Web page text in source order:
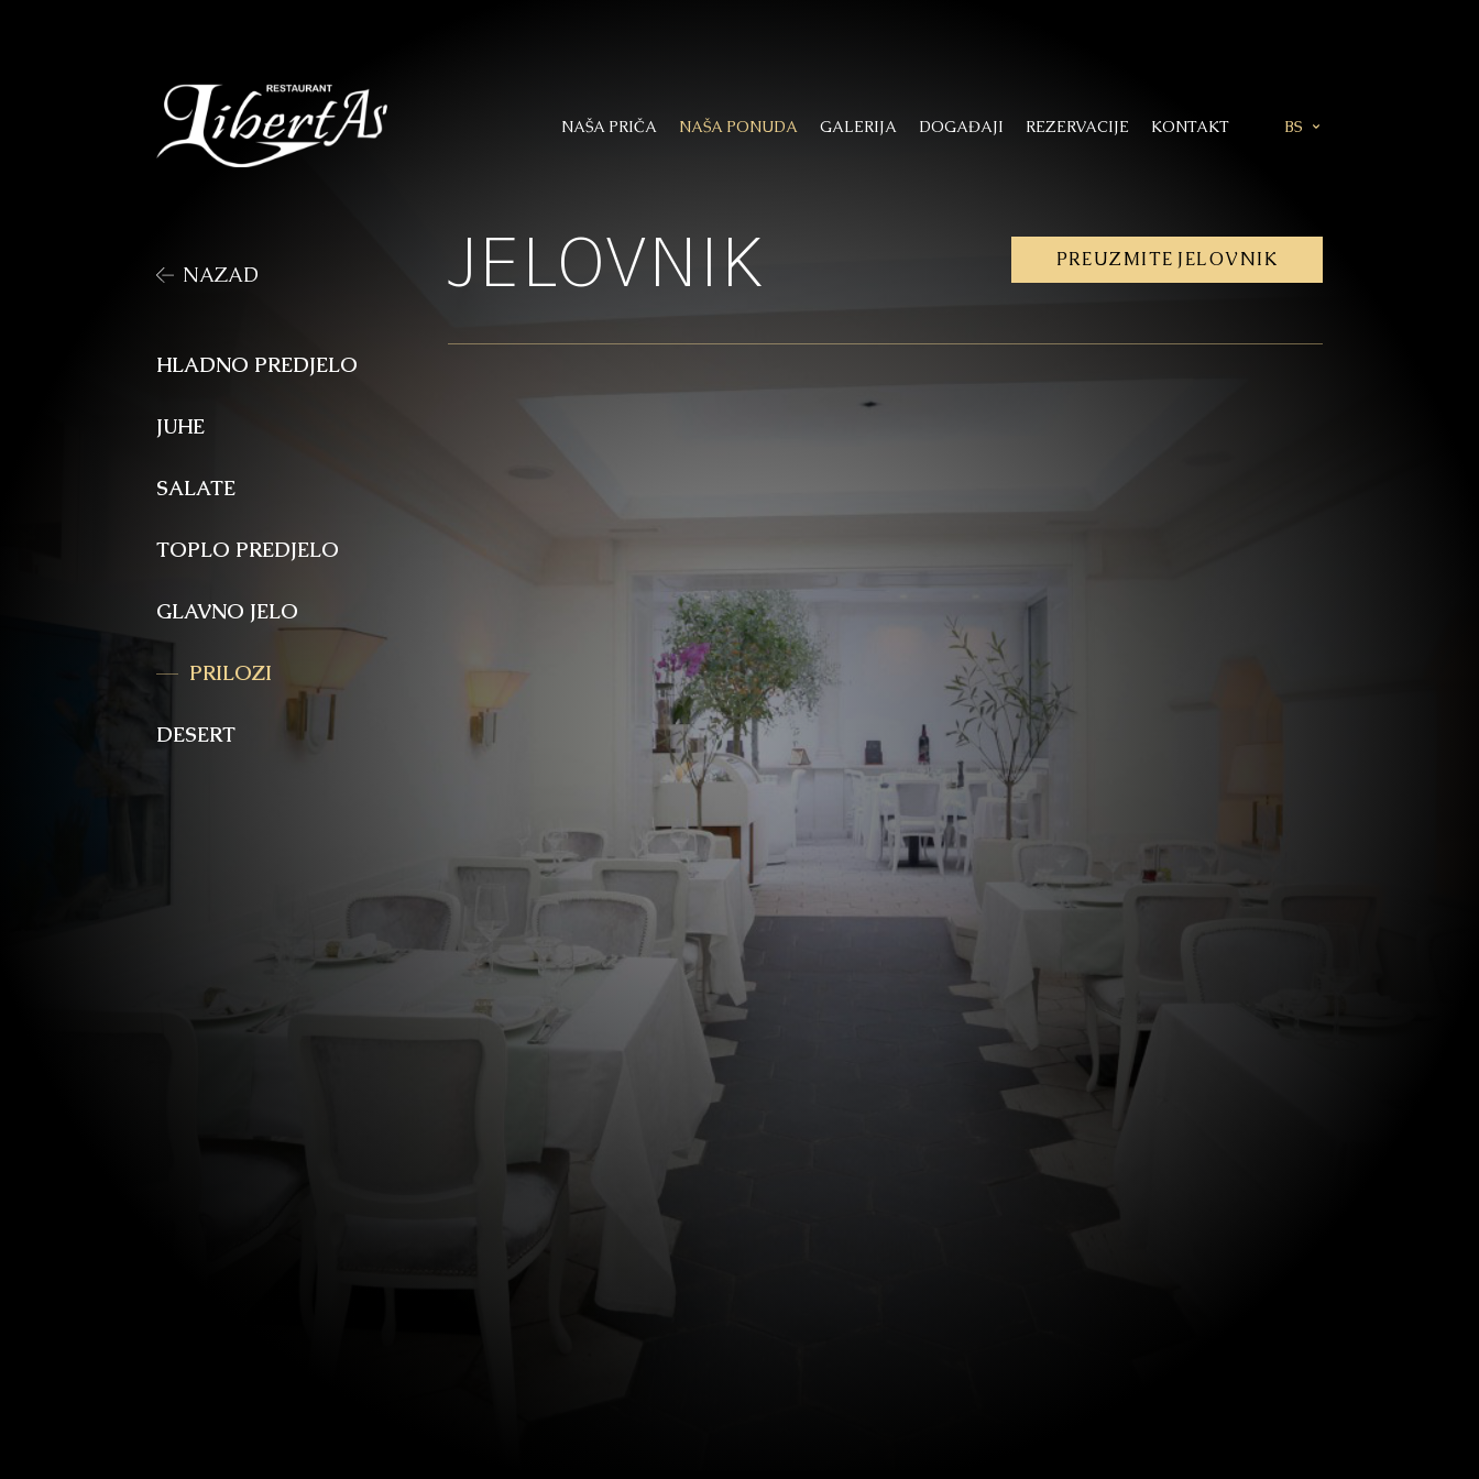
NAŠA PRIČA NAŠA PONUDA GALERIJA DOGAĐAJI REZERVACIJE KONTAKT BS
JELOVNIK PREUZMITE JELOVNIK
NAZAD
HLADNO PREDJELO
JUHE
SALATE
TOPLO PREDJELO
GLAVNO JELO
PRILOZI
DESERT